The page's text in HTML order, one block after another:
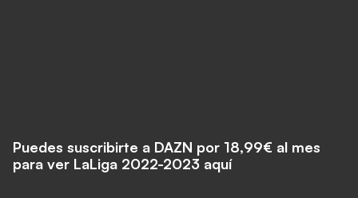
Puedes suscribirte a DAZN por 18,99€ al mes
para ver LaLiga 2022-2023 aquí